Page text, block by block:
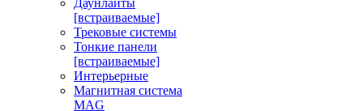
Даунлайты
[встраиваемые]
Трековые системы
Тонкие панели
[встраиваемые]
Интерьерные
Магнитная система
MAG